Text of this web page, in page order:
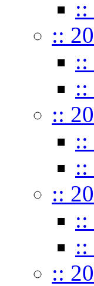
::
::
::
::
::
::
::
::
::
::
::